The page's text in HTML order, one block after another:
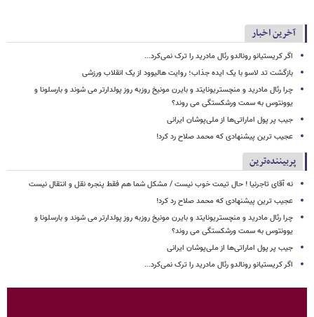
آخرین اخبار
اگر کریستیانو رونالدو رئال مادرید را ترک نمی‌کرد...
بازگشت تد لاسو با یک ایده جذاب؛ روایت هالیوود از یک انقلاب ورزشی
چرا رئال مادرید و منچستریونایتد و بایرن مونیخ روزبه روز پولدارتر می شوند و بارسلونا و
یوونتوس به سمت ورشکستگی می روند؟
جیب پر پول اماراتی‌ها از ملی‌پوشان ایرانی
عجیب ترین پیشنهادی که محمد صلاح رد کرد!
پربیننده‌ترین
نه آقای تاجرنیا ! حال تیمت خوب نیست / مشکل شما هم فقط پنجره نقل و انتقال نیست
عجیب ترین پیشنهادی که محمد صلاح رد کرد!
چرا رئال مادرید و منچستریونایتد و بایرن مونیخ روزبه روز پولدارتر می شوند و بارسلونا و
یوونتوس به سمت ورشکستگی می روند؟
جیب پر پول اماراتی‌ها از ملی‌پوشان ایرانی
اگر کریستیانو رونالدو رئال مادرید را ترک نمی‌کرد...